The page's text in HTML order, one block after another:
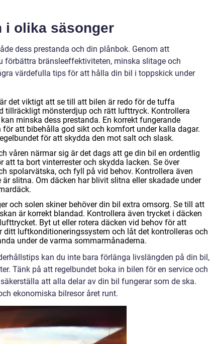
i olika säsonger
dess prestanda och din plånbok. Genom att
förbättra bränsleeffektiviteten, minska slitage och
värdefulla tips för att hålla din bil i toppskick under
det viktigt att se till att bilen är redo för de tuffa
tillräckligt mönsterdjup och rätt lufttryck. Kontrollera
minska dess prestanda. En korrekt fungerande
att bibehålla god sikt och komfort under kalla dagar.
för att skydda den mot salt och slask.
våren närmar sig är det dags att ge din bil en ordentlig
ta bort vinterrester och skydda lacken. Se över
spolarvätska, och fyll på vid behov. Kontrollera även
slitna. Om däcken har blivit slitna eller skadade under
och solen skiner behöver din bil extra omsorg. Se till att
är korrekt blandad. Kontrollera även trycket i däcken
Byt ut eller rotera däcken vid behov för att
ditt luftkonditioneringssystem och låt det kontrolleras och
under de varma sommarmånaderna.
kan du inte bara förlänga livslängden på din bil,
Tänk på att regelbundet boka in bilen för en service och
att alla delar av din bil fungerar som de ska.
ekonomiska bilresor året runt.